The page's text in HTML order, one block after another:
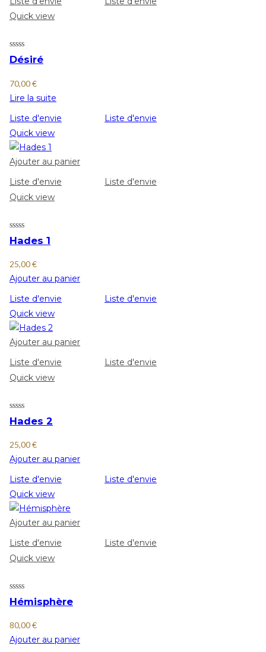
Quick view
Désiré
70,00€
Lire la suite
Liste d'envie
Liste d'envie
Quick view
Ajouter au panier
Liste d'envie
Liste d'envie
Quick view
Hades 1
25,00€
Ajouter au panier
Liste d'envie
Liste d'envie
Quick view
Ajouter au panier
Liste d'envie
Liste d'envie
Quick view
Hades 2
25,00€
Ajouter au panier
Liste d'envie
Liste d'envie
Quick view
Ajouter au panier
Liste d'envie
Liste d'envie
Quick view
Hémisphère
80,00€
Ajouter au panier